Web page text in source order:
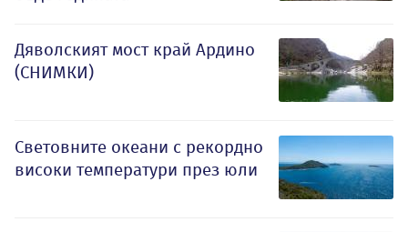
Дяволският мост край Ардино
(СНИМКИ)
Световните океани с рекордно
високи температури през юли